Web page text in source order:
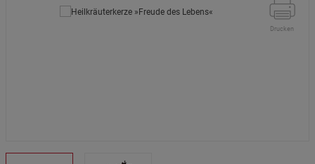
Drucken